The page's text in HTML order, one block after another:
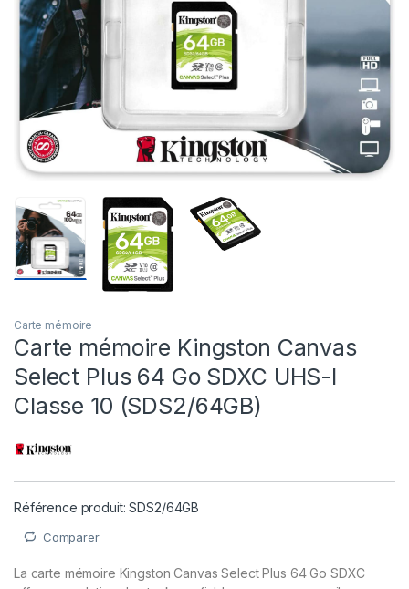
Carte mémoire
Carte mémoire Kingston Canvas
Select Plus 64 Go SDXC UHS-I
Classe 10 (SDS2/64GB)
Référence produit: SDS2/64GB
Comparer
La carte mémoire Kingston Canvas Select Plus 64 Go SDXC